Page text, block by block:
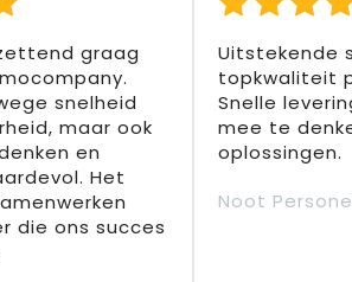
graag
snelheid
maar ook
en
Het
die ons succes
Uitstekende
topkwaliteit
Snelle
mee te
oplossingen.
Noot